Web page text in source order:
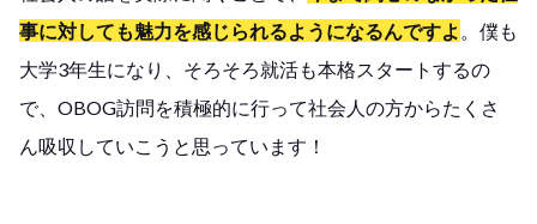
事に対しても魅力を感じられるようになるんですよ 。僕も
大学3年生になり、そろそろ就活も本格スタートするの
で、OBOG訪問を積極的に行って社会人の方からたくさ
ん吸収していこうと思っています！